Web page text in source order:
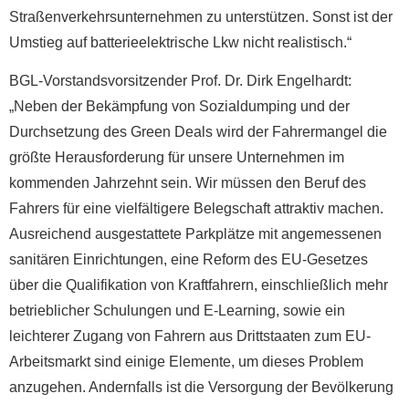
Straßenverkehrsunternehmen zu unterstützen. Sonst ist der
Umstieg auf batterieelektrische Lkw nicht realistisch.“
BGL-Vorstandsvorsitzender Prof. Dr. Dirk Engelhardt:
„Neben der Bekämpfung von Sozialdumping und der
Durchsetzung des Green Deals wird der Fahrermangel die
größte Herausforderung für unsere Unternehmen im
kommenden Jahrzehnt sein. Wir müssen den Beruf des
Fahrers für eine vielfältigere Belegschaft attraktiv machen.
Ausreichend ausgestattete Parkplätze mit angemessenen
sanitären Einrichtungen, eine Reform des EU-Gesetzes
über die Qualifikation von Kraftfahrern, einschließlich mehr
betrieblicher Schulungen und E-Learning, sowie ein
leichterer Zugang von Fahrern aus Drittstaaten zum EU-
Arbeitsmarkt sind einige Elemente, um dieses Problem
anzugehen. Andernfalls ist die Versorgung der Bevölkerung